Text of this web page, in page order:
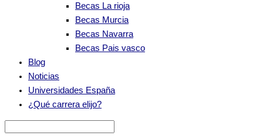
Becas La rioja
Becas Murcia
Becas Navarra
Becas Pais vasco
Blog
Noticias
Universidades España
¿Qué carrera elijo?